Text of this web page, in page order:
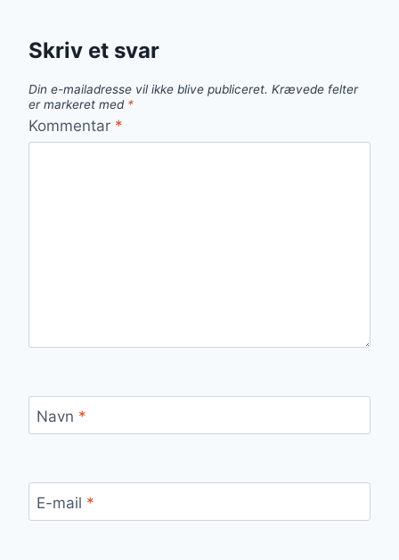
Skriv et svar
Din e-mailadresse vil ikke blive publiceret. Krævede felter
er markeret med *
Kommentar *
Navn *
E-mail *